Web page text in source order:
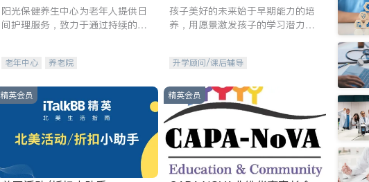
阳光保健养生中心为老年人提供日
间护理服务，致力于通过持续的护
老年中心 养老院
孩子美好的未来始于早期能力的培
养，用愿景激发孩子的学习潜力和
升学顾问/课后辅导
精英会员 精英会员